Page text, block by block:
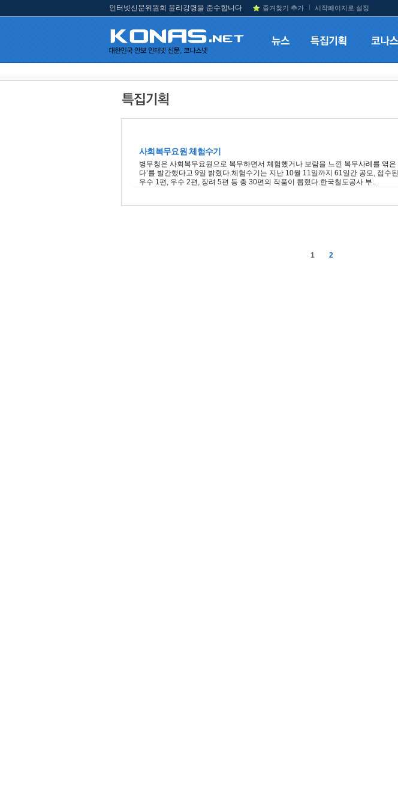
인터넷신문위원회 윤리강령을 준수합니다 즐겨찾기 추가 시작페이지로 설정
사회복무요원 체험수기
병무청은 사회복무요원으로 복무하면서 체험했거나 보람을 느낀 복무사례를 엮
다’를 발간했다고 9일 밝혔다.체험수기는 지난 10월 11일까지 61일간 공모, 접수
우수 1편, 우수 2편, 장려 5편 등 총 30편의 작품이 뽑혔다.한국철도공사 부..
1 2